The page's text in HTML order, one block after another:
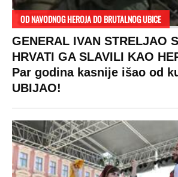
OD NAVODNOG HEROJA DO BRUTALNOG UBICE
GENERAL IVAN STRELJAO
HRVATI GA SLAVILI KAO
Par godina kasnije išao od
UBIJAO!